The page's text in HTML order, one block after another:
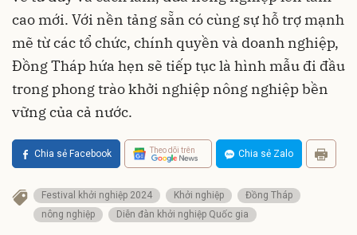
cao mới. Với nền tảng sẵn có cùng sự hỗ trợ mạnh
mẽ từ các tổ chức, chính quyền và doanh nghiệp,
Đồng Tháp hứa hẹn sẽ tiếp tục là hình mẫu đi đầu
trong phong trào khởi nghiệp nông nghiệp bền
vững của cả nước.
Chia sẻ Facebook Theo dõi trên Chia sẻ Zalo
Festival khởi nghiệp 2024 Khởi nghiệp
Đồng Tháp
nông nghiệp
Diễn đàn khởi nghiệp Quốc gia